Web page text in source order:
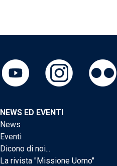
NEWS ED EVENTI
News
Eventi
Dicono di noi...
La rivista "Missione Uomo"